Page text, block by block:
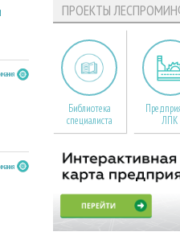
ПРОЕКТЫ
Библиотека
специалиста
ЛПК